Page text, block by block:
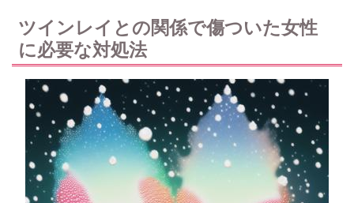
ツインレイとの関係で傷ついた女性
に必要な対処法